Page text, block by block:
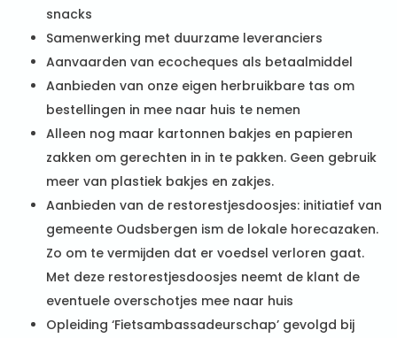
snacks
Samenwerking met duurzame leveranciers
Aanvaarden van ecocheques als betaalmiddel
Aanbieden van onze eigen herbruikbare tas om
bestellingen in mee naar huis te nemen
Alleen nog maar kartonnen bakjes en papieren
zakken om gerechten in in te pakken. Geen gebruik
meer van plastiek bakjes en zakjes.
Aanbieden van de restorestjesdoosjes: initiatief van
gemeente Oudsbergen ism de lokale horecazaken.
Zo om te vermijden dat er voedsel verloren gaat.
Met deze restorestjesdoosjes neemt de klant de
eventuele overschotjes mee naar huis
Opleiding ‘Fietsambassadeurschap’ gevolgd bij